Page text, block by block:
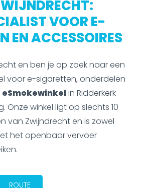
VOOR E-
EN ACCESSOIRES
en ben je op zoek naar een
voor e-sigaretten, onderdelen
eSmokewinkelin Ridderkerk
Onze winkel ligt op slechts 10
van Zwijndrecht en is zowel
het openbaar vervoer
ROUTE